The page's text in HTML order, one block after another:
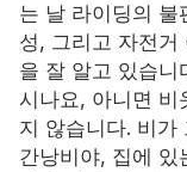
안전복
어둠 속에서 빛나
산업용 세척 트림
는 날 라이딩의 불
성, 그리고 자전거
을 잘 알고 있습니
시나요, 아니면 비
지 않습니다. 비가
간낭비야, 집에 있